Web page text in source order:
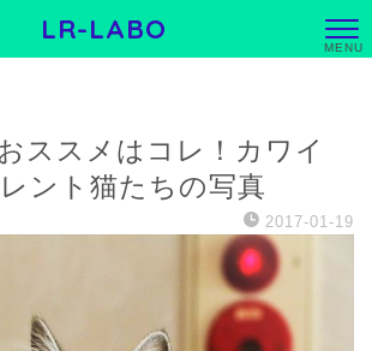
LR-LABO
ススメはコレ！カワイ
ント猫たちの写真
2017-01-19